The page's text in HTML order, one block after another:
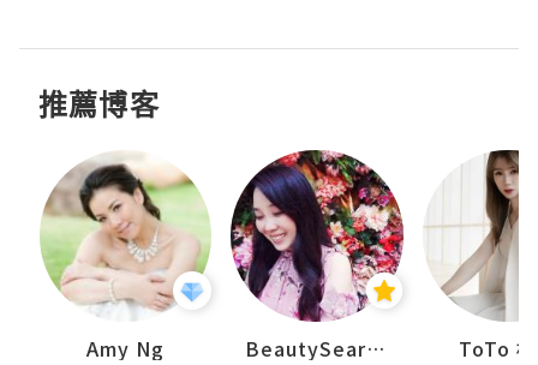
推薦博客
Amy Ng BeautySearch ToTo